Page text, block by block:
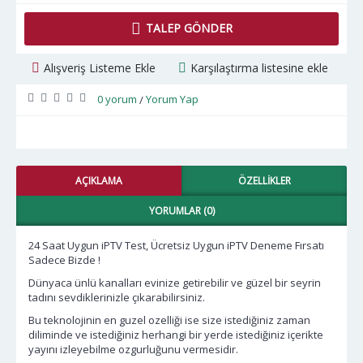
TALEP GÖNDER
Alışveriş Listeme Ekle Karşılaştırma listesine ekle
0 yorum /Yorum Yap
AÇIKLAMA ÖZELLIKLER
YORUMLAR (0)
24 Saat Uygun iPTV Test, Ücretsiz Uygun iPTV Deneme Fırsatı
Sadece Bizde !
Dünyaca ünlü kanalları evinize getirebilir ve güzel bir seyrin
tadını sevdiklerinizle çıkarabilirsiniz.
Bu teknolojinin en guzel ozelliği ise size istediğiniz zaman
diliminde ve istediğiniz herhangi bir yerde istediğiniz içerikte
yayını izleyebilme ozgurluğunu vermesidir.